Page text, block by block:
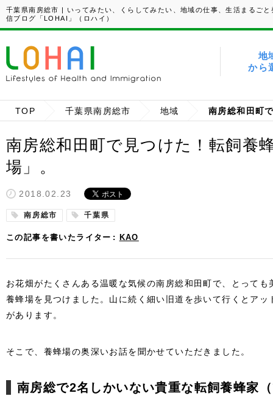
千葉県南房総市 | いってみたい、くらしてみたい、地域の仕事、生活まるごと
信ブログ「LOHAI」（ロハイ）
地
から
TOP 千葉県南房総市 地域
南房総和田町で見つけた！転飼養
場」。
2018.02.23
南房総市 千葉県
この記事を書いたライター KAO
お花畑がたくさんある温暖な気候の南房総和田町で、とって
養蜂場を見つけました。山に続く細い旧道を歩いて行くとア
があります。
そこで、養蜂場の奥深いお話を聞かせていただきました。
南房総で2名しかいない貴重な転飼養蜂家